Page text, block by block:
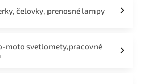
čelovky, prenosné lampy
moto svetlomety,pracovné